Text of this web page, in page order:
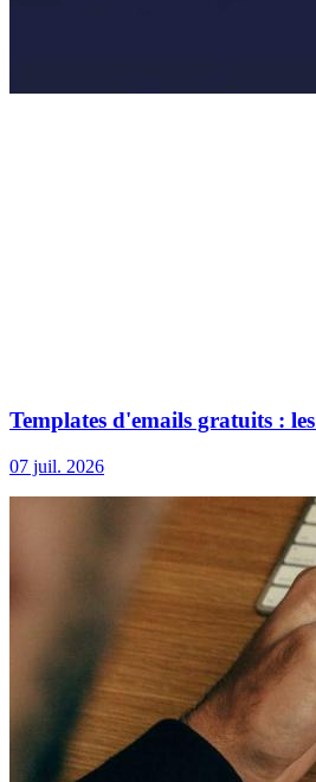
Templates d'emails gratuits :
07 juil. 2026